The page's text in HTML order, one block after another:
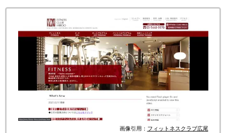
画像引用： フィットネスクラブ広尾